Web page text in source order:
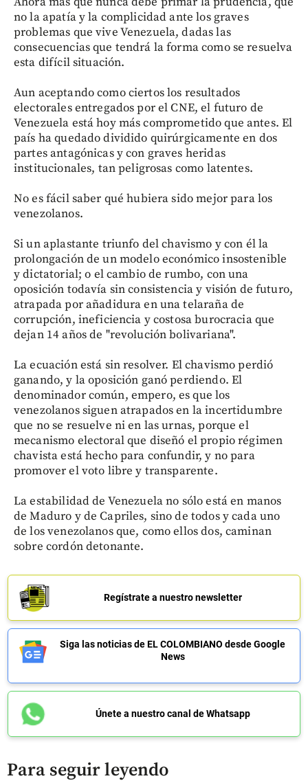
no la apatía y la complicidad ante los graves
problemas que vive Venezuela, dadas las
consecuencias que tendrá la forma como se resuelva
esta difícil situación.
Aun aceptando como ciertos los resultados
electorales entregados por el CNE, el futuro de
Venezuela está hoy más comprometido que antes. El
país ha quedado dividido quirúrgicamente en dos
partes antagónicas y con graves heridas
institucionales, tan peligrosas como latentes.
No es fácil saber qué hubiera sido mejor para los
venezolanos.
Si un aplastante triunfo del chavismo y con él la
prolongación de un modelo económico insostenible
y dictatorial; o el cambio de rumbo, con una
oposición todavía sin consistencia y visión de futuro,
atrapada por añadidura en una telaraña de
corrupción, ineficiencia y costosa burocracia que
dejan 14 años de "revolución bolivariana".
La ecuación está sin resolver. El chavismo perdió
ganando, y la oposición ganó perdiendo. El
denominador común, empero, es que los
venezolanos siguen atrapados en la incertidumbre
que no se resuelve ni en las urnas, porque el
mecanismo electoral que diseñó el propio régimen
chavista está hecho para confundir, y no para
promover el voto libre y transparente.
La estabilidad de Venezuela no sólo está en manos
de Maduro y de Capriles, sino de todos y cada uno
de los venezolanos que, como ellos dos, caminan
sobre cordón detonante.
Regístrate a nuestro newsletter
Siga las noticias de EL COLOMBIANO desde Google
News
Únete a nuestro canal de Whatsapp
Para seguir leyendo